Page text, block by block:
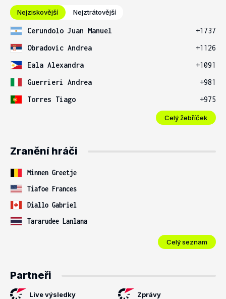
Nejziskovější Nejztrátovější
Cerundolo Juan Manuel
+1737
Obradovic Andrea
+1126
Eala Alexandra
+1091
Guerrieri Andrea
+981
Torres Tiago
+975
Celý žebříček
Zranění hráči
Minnen Greetje
Tiafoe Frances
Diallo Gabriel
Tararudee Lanlana
Celý seznam
Partneři
Live výsledky Zprávy